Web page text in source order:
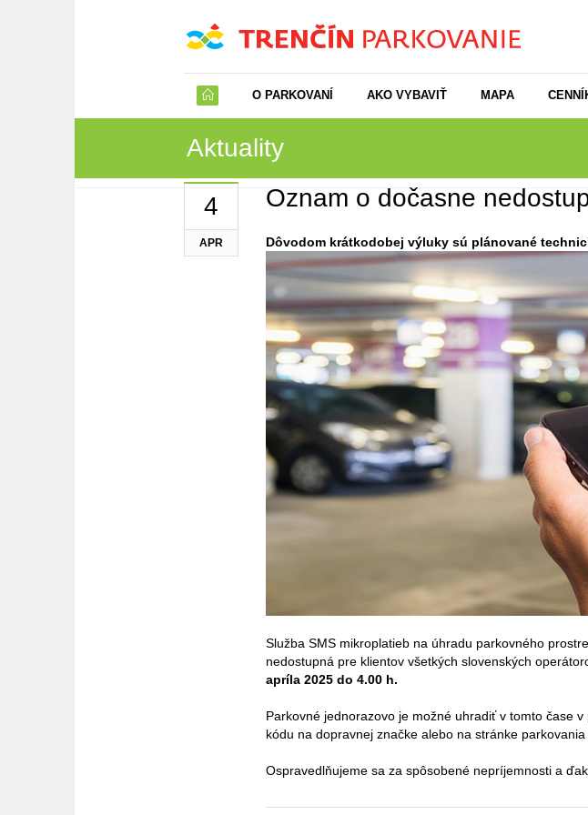
O PARKOVANÍ AKO VYBAVIŤ MAPA
Aktuality
4
APR
Oznam o dočasne
Dôvodom krátkodobej výluky sú plánované
Služba SMS mikroplatieb na úhradu parkovného
nedostupná pre klientov všetkých slovenských
apríla 2025 do 4.00 h.
Parkovné jednorazovo je možné uhradiť v tomto čase
kódu na dopravnej značke alebo na stránke
Ospravedlňujeme sa za spôsobené nepríjemnosti a